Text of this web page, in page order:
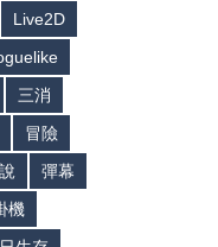
Live2D
三消
冒險
彈幕
機